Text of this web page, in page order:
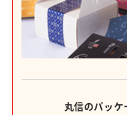
丸信のパッ